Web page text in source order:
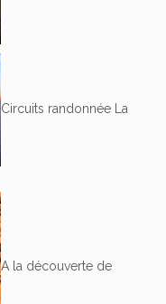
Circuits randonnée La
A la découverte de